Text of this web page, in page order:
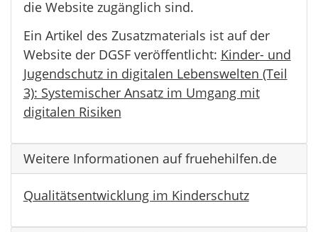
die Website zugänglich sind.
Ein Artikel des Zusatzmaterials ist auf der
Website der DGSF veröffentlicht: Kinder- und
Jugendschutz in digitalen Lebenswelten (Teil
3): Systemischer Ansatz im Umgang mit
digitalen Risiken
Weitere Informationen auf fruehehilfen.de
Qualitätsentwicklung im Kinderschutz